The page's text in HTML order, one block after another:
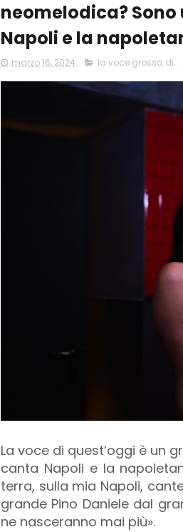
neomelodica?
Napoli e la
marzo 16, 2024 la voce grossa di...
La voce di quest’oggi è un
canta Napoli e la
terra, sulla mia Napoli,
grande Pino Daniele dal
ne nasceranno mai più».